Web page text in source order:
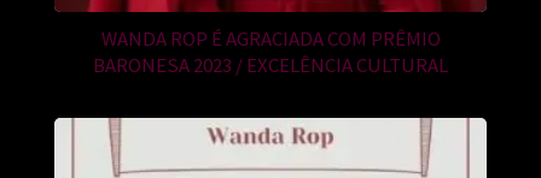
WANDA ROP É AGRACIADA COM PRÊMIO
BARONESA 2023 / EXCELÊNCIA CULTURAL